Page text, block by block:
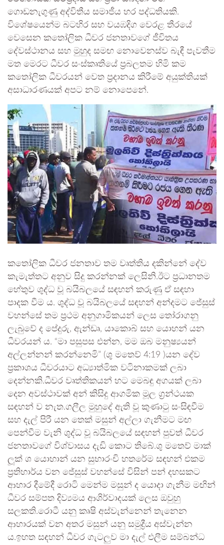
ගොඩනැගුණු අද්විතීය සමාජීය හර පද්ධතියකි.
විශේෂයෙන්ම බටහිර සහ වයඹදිග වෙරළ තීරයේ
වෙසෙන කතෝලික ධීවර ජනතාවගේ ජීවිතය
දේවස්ථානය සහ මුහුද සමඟ නොවෙනස්ව බැඳී පැවතීම
මත මෙරට ධීවර සංස්කෘතියේ ප්‍රබලතම හිමි කම
කතෝලික ධීවරයන් වෙත ප්‍රදානය කිරීමේ අයුක්තියක්
අසාධාරණයක් අපට නම් නොපෙනේ.
කතෝලික ධීවර ජනතාව තම වෘත්තිය දකින්නේ දේව
කැමැත්තට අනුව සිදු කරන්නක් ලෙසිනි.ඊට ප්‍රධානතම
හේතුව ශුද්ධ වූ බයිබලයේ සඳහන් කරුණු ඒ සඳහා
පාදක වීම ය. ශුද්ධ වූ බයිබලයේ සඳහන් අන්දමට ජේසුස්
වහන්සේ තම ප්‍රථම අනුගාමිකයන් ලෙස තෝරාගනු
ලැබුවේ ද පේදුරු, ඇන්ඩෘ, යාකොබ් සහ යොහන් යන
ධීවරයන් ය. “මා පසුපස එන්න, මම ඔබ මනුෂ්‍යයන්
අල්ලන්නන් කරන්නෙමි” (ශු මතෙව් 4:19 )යන දේව
ප්‍රකාශය ධීවරයාට අධ්‍යාත්මික වටිනාකමක් ලබා
දෙන්නකි.ධීවර වෘත්තිකයන් හට මෙබඳු අගයක් ලබා
දෙන අවස්ථාවක් අන් කිසිදු ආගමික මූල ග්‍රන්ථයක
සඳහන් ව නැත.ගලීල මුහුදේ ඇති වූ කුණාටු සංසිඳවීම
සහ දැල් පිරී යන තෙක් මසුන් අල්ලා ගැනීමට මඟ
පෙන්වීම වැනි ශුද්ධ වූ බයිබලයේ සඳහන් පුවත් ධීවර
ජනතාවගේ විශ්වාසය දැඩි කොට තිබේ.ශු මතෙව් මාක්
ලූක් ශ යොහාන් යන සුභාරංචි හතරේම සඳහන් එකම
ප්‍රතිහාර්ය වන ජේසුස් වහන්සේ විසින් පන් දහසකට
ආහාර දීමේදී රොටි මෙන්ම මසුන් ද යොදා ගැනීම මඟින්
ධීවර සම්පත දිව්‍යමය ආශිර්වාදයක් ලෙස ඔවුහු
සලකති.රොටී යනු කෘෂි අස්වැන්නෙන් තැනෙන
ආහාරයක් වන අතර මසුන් යනු සමුද්‍රීය අස්වැන්න
ය.ඉහත සඳහන් ධීවර ගැටලුව මා දැල් එලීම සම්බන්ධ